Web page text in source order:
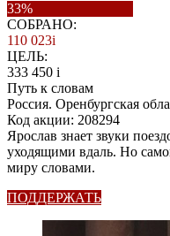
33%
СОБРАНО:
110 023i
ЦЕЛЬ:
333 450 i
Путь к словам
Россия. Оренбургская
Код акции: 208294
Ярослав знает звуки
уходящими вдаль. Но
миру словами.
ПОДДЕРЖАТЬ